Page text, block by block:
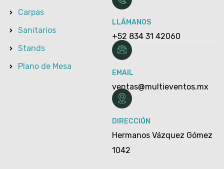
Carpas
Sanitarios
Stands
Plano de Mesa
LLÁMANOS
+52 834 31 42060
EMAIL
ventas@multieventos.mx
DIRECCIÓN
Hermanos Vázquez Gómez
1042